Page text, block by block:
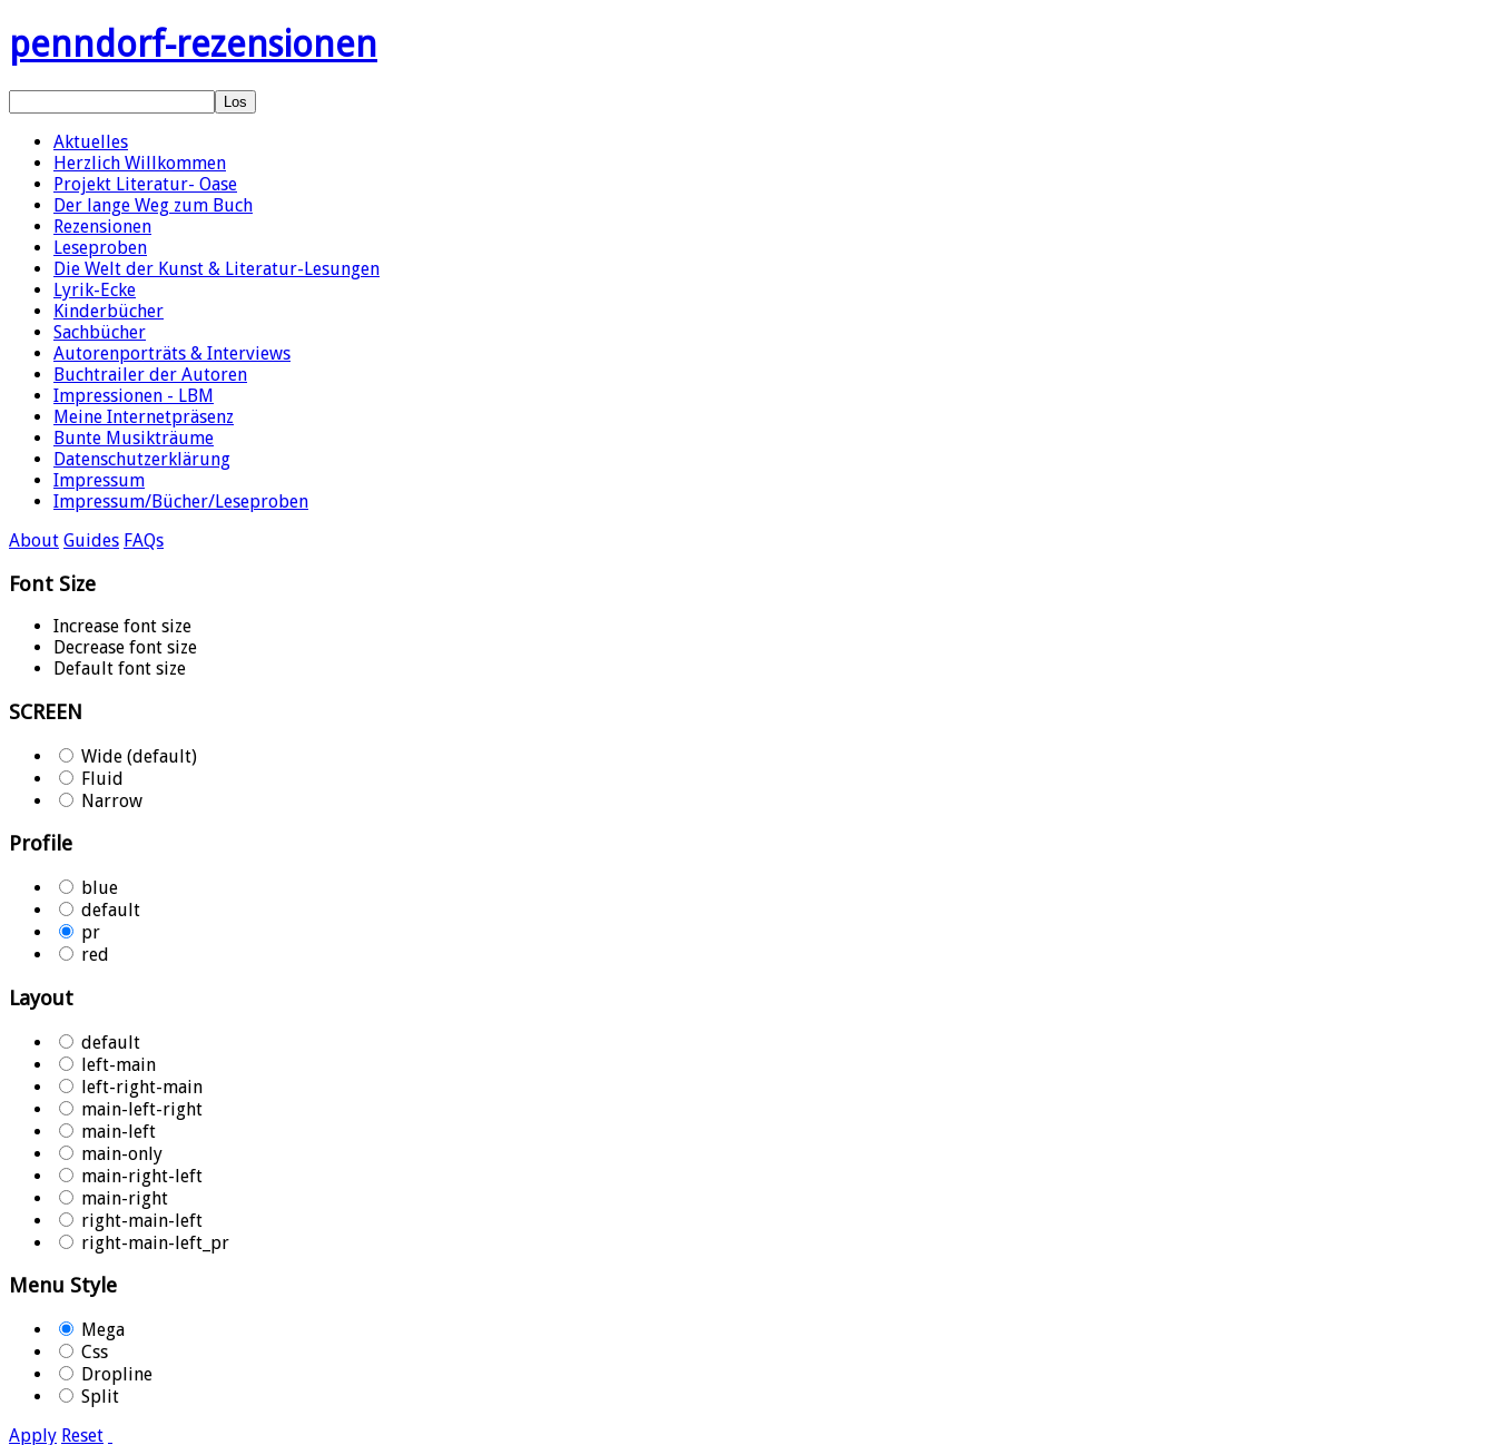
penndorf-rezensionen
Aktuelles
Herzlich Willkommen
Projekt Literatur- Oase
Der lange Weg zum Buch
Rezensionen
Leseproben
Die Welt der Kunst & Literatur-Lesungen
Lyrik-Ecke
Kinderbücher
Sachbücher
Autorenporträts & Interviews
Buchtrailer der Autoren
Impressionen - LBM
Meine Internetpräsenz
Bunte Musikträume
Datenschutzerklärung
Impressum
Impressum/Bücher/Leseproben
About Guides FAQs
Font Size
Increase font size
Decrease font size
Default font size
SCREEN
Wide (default)
Fluid
Narrow
Profile
blue
default
pr
red
Layout
default
left-main
left-right-main
main-left-right
main-left
main-only
main-right-left
main-right
right-main-left
right-main-left_pr
Menu Style
Mega
Css
Dropline
Split
Apply Reset